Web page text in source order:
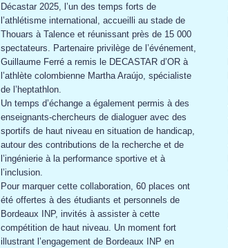
Décastar 2025, l’un des temps forts de
l’athlétisme international, accueilli au stade de
Thouars à Talence et réunissant près de 15 000
spectateurs. Partenaire privilège de l’événement,
Guillaume Ferré a remis le DECASTAR d’OR à
l’athlète colombienne Martha Araújo, spécialiste
de l’heptathlon.
Un temps d’échange a également permis à des
enseignants-chercheurs de dialoguer avec des
sportifs de haut niveau en situation de handicap,
autour des contributions de la recherche et de
l’ingénierie à la performance sportive et à
l’inclusion.
Pour marquer cette collaboration, 60 places ont
été offertes à des étudiants et personnels de
Bordeaux INP, invités à assister à cette
compétition de haut niveau. Un moment fort
illustrant l’engagement de Bordeaux INP en